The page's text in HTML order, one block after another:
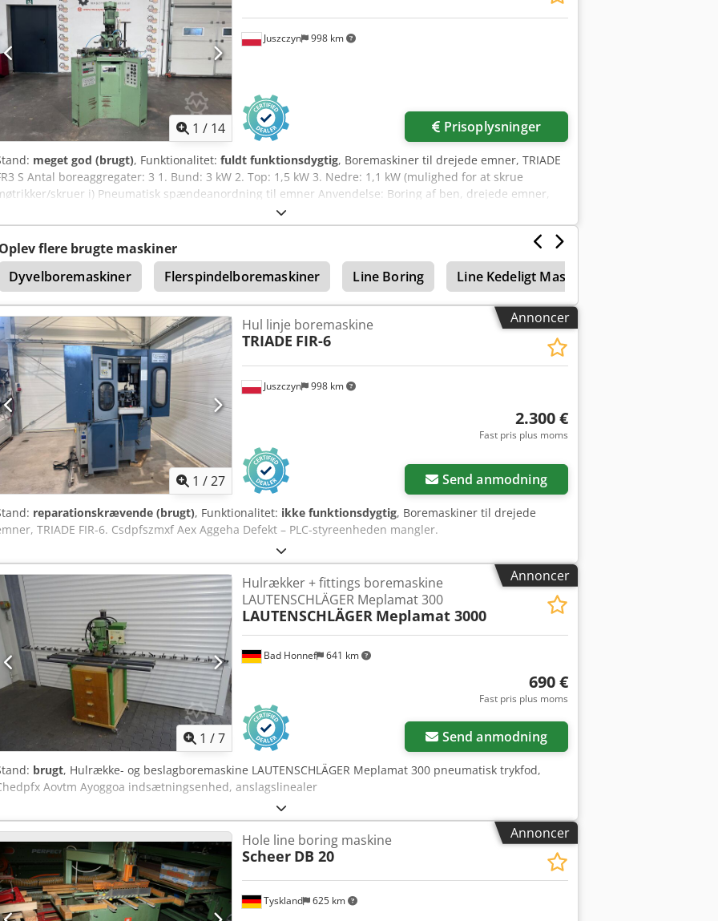
1 / 14
Juszczyn 998 km
Prisoplysninger
meget god (brugt), Funktionalitet: fuldt funktionsdygtig, Boremaskiner til drejede emner, TRIADE
S Antal boreaggregater: 3 1. Bund: 3 kW 2. Top: 1,5 kW 3. Nedre: 1,1 kW (mulighed for at skrue
skruer i) Pneumatisk spændeanordning til emner Anvendelse: Boring af ben, drejede emner,
karnisdele Vægt: 1200 kg Dimensioner: 115 x 128 x 180 cm (H) Csdpeznmlyofx Aggsha
Oplev flere brugte maskiner
Dyvelboremaskiner
Flerspindelboremaskiner Line Boring Line Kedeligt Maskine
Annoncer
1 /27
Juszczyn 998 km
Hul linje boremaskine
TRIADE FIR-6
2.300 €
Fast pris plus moms
Send anmodning
reparationskrævende (brugt), Funktionalitet: ikke funktionsdygtig, Boremaskiner til drejede
TRIADE FIR-6. Csdpfszmxf Aex Aggeha Defekt – PLC-styreenheden mangler.
Annoncer
1 /7
Bad Honnef 641 km
Hulrækker + fittings boremaskine
LAUTENSCHLÄGER Meplamat 300
LAUTENSCHLÄGER Meplamat 3000
690 €
Fast pris plus moms
Send anmodning
brugt, Hulrække- og beslagboremaskine LAUTENSCHLÄGER Meplamat 300 pneumatisk trykfod,
Aovtm Ayoggoa indsætningsenhed, anslagslinealer
Annoncer
Tyskland 625 km
Hole line boring maskine
Scheer DB 20